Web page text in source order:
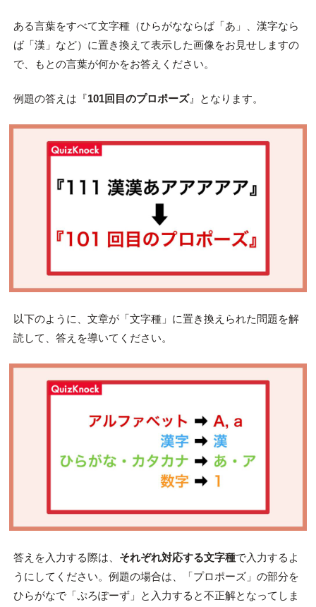
ある言葉をすべて文字種（ひらがなならば「あ」、漢字なら
ば「漢」など）に置き換えて表示した画像をお見せしますの
で、もとの言葉が何かをお答えください。
例題の答えは『101回目のプロポーズ』となります。
以下のように、文章が「文字種」に置き換えられた問題を解
読して、答えを導いてください。
答えを入力する際は、 それぞれ対応する文字種で入力するよ
うにしてください。例題の場合は、「プロポーズ」の部分を
ひらがなで「ぷろぽーず」と入力すると不正解となってしま